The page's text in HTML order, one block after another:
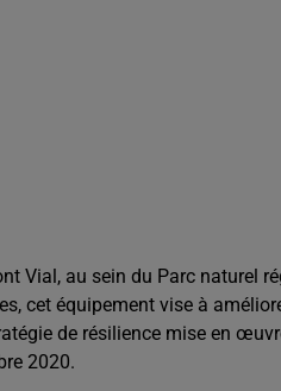
Vial, au sein du Parc naturel
cet équipement vise à
de résilience mise en
2020.